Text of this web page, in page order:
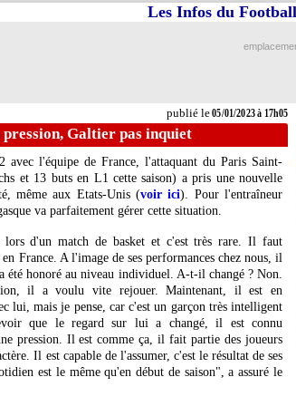
publié le05/01/2023 à 17h05
Les Infos du
pression, Galtier pas inquiet
avec l'équipe de France, l'attaquant du Paris Saint-
et 13 buts en L1 cette saison) a pris une nouvelle
même aux Etats-Unis (voir ici). Pour l'entraîneur
va parfaitement gérer cette situation.
d'un match de basket et c'est très rare. Il faut
France. A l'image de ses performances chez nous, il
été honoré au niveau individuel. A-t-il changé ? Non.
il a voulu vite rejouer. Maintenant, il est en
lui, mais je pense, car c'est un garçon très intelligent
que le regard sur lui a changé, il est connu
pression. Il est comme ça, il fait partie des joueurs
Il est capable de l'assumer, c'est le résultat de ses
est le même qu'en début de saison", a assuré le